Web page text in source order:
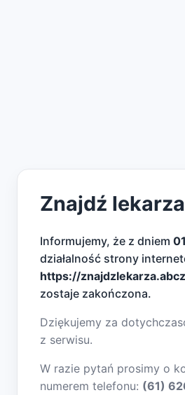
Znajdź lekarza
Informujemy, że z dniem
działalność strony
https://
zostaje zakończona.
Dziękujemy za
z serwisu.
W razie pytań prosimy o
numerem telefonu: (61)